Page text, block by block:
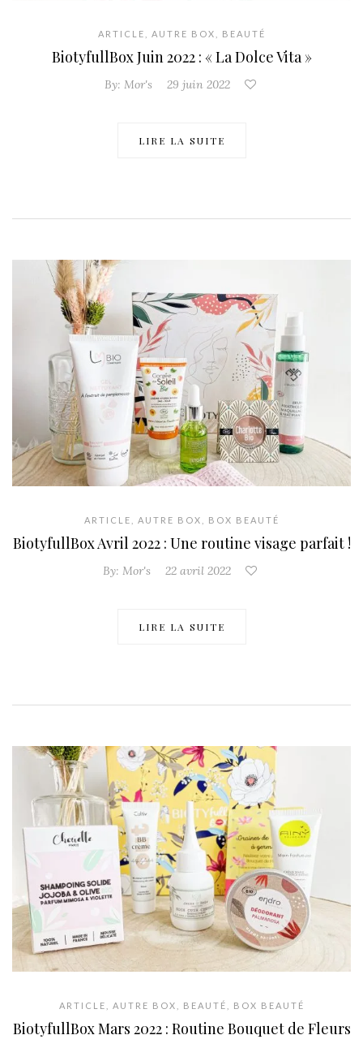
ARTICLE AUTRE BOX BEAUTÉ
BiotyfullBox Juin 2022 : « La Dolce Vita »
By: Mor's 29 juin 2022
LIRE LA SUITE
ARTICLE AUTRE BOX BOX BEAUTÉ
BiotyfullBox Avril 2022 : Une routine visage parfait !
By: Mor's 22 avril 2022
LIRE LA SUITE
ARTICLE AUTRE BOX BEAUTÉ BOX BEAUTÉ
BiotyfullBox Mars 2022 : Routine Bouquet de Fleurs